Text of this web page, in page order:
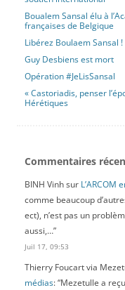
Boualem Sansal élu à
françaises de Belgique
Libérez Boulaem Sansal
Guy Desbiens est mort
Opération #JeLisSansal
« Castoriadis, penser
Hérétiques
Commentaires
BINH Vinhsur L’ARCOM
comme beaucoup
ect), n’est pas un
aussi,…”
Juil 17, 09:53
Thierry Foucart via
médias: “Mezetulle a